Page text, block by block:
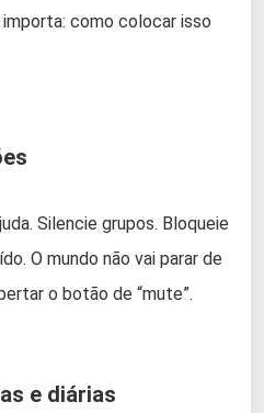
como colocar isso
Silencie grupos. Bloqueie
O mundo não vai parar de
o botão de “mute”.
e diárias